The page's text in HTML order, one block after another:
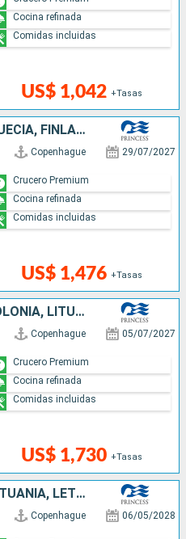
US$ 1,042 +Tasas
Cocina refinada
Comidas incluidas
DINAMARCA, ALEMANIA, SUECIA, FINLANDIA, ESTONIA, LETONIA, LITUANIA, POLONIA, NORUEGA
Copenhague 29/07/2027
US$ 1,476 +Tasas
Crucero Premium
Cocina refinada
Comidas incluidas
DINAMARCA, NORUEGA, POLONIA, LITUANIA, LETONIA, FINLANDIA, ESTONIA, SUECIA
Copenhague 05/07/2027
US$ 1,730 +Tasas
Crucero Premium
Cocina refinada
Comidas incluidas
DINAMARCA, ALEMANIA, LITUANIA, LETONIA, FINLANDIA, ESTONIA, SUECIA
Copenhague 06/05/2028